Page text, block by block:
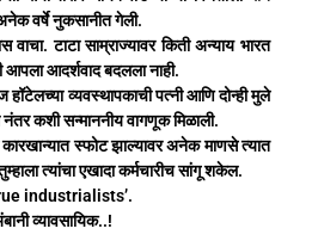
वर्षे नुकसानीत गेली.
वाचा. टाटा साम्राज्यावर किती अन्याय भारत
आदर्शवाद बदलला नाही.
व्यवस्थापकाची पत्नी आणि दोन्ही मुले
कशी सन्माननीय वागणूक मिळाली.
कारखान्यात स्फोट झाल्यावर अनेक माणसे त्यात
त्यांचा एखादा कर्मचारीच सांगू शकेल.
industrialists’.
व्यावसायिक..!